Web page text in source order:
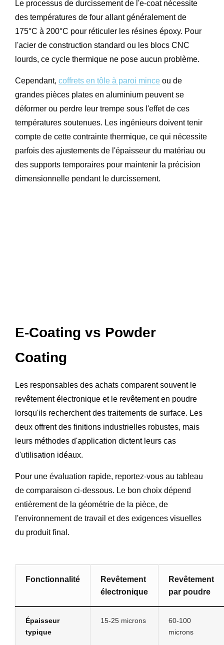
Le processus de durcissement de l'e-coat nécessite
des températures de four allant généralement de
175°C à 200°C pour réticuler les résines époxy. Pour
l'acier de construction standard ou les blocs CNC
lourds, ce cycle thermique ne pose aucun problème.
Cependant, coffrets en tôle à paroi mince ou de
grandes pièces plates en aluminium peuvent se
déformer ou perdre leur trempe sous l'effet de ces
températures soutenues. Les ingénieurs doivent tenir
compte de cette contrainte thermique, ce qui nécessite
parfois des ajustements de l'épaisseur du matériau ou
des supports temporaires pour maintenir la précision
dimensionnelle pendant le durcissement.
E-Coating vs Powder
Coating
Les responsables des achats comparent souvent le
revêtement électronique et le revêtement en poudre
lorsqu'ils recherchent des traitements de surface. Les
deux offrent des finitions industrielles robustes, mais
leurs méthodes d'application dictent leurs cas
d'utilisation idéaux.
Pour une évaluation rapide, reportez-vous au tableau
de comparaison ci-dessous. Le bon choix dépend
entièrement de la géométrie de la pièce, de
l'environnement de travail et des exigences visuelles
du produit final.
Fonctionnalité
Revêtement
électronique
Revêtement
par poudre
Épaisseur
typique
15-25 microns
60-100
microns